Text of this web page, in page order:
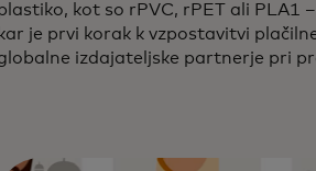
kot so rPVC, rPET ali
kar je prvi korak k vzpostavitvi
izdajateljske partnerje pri